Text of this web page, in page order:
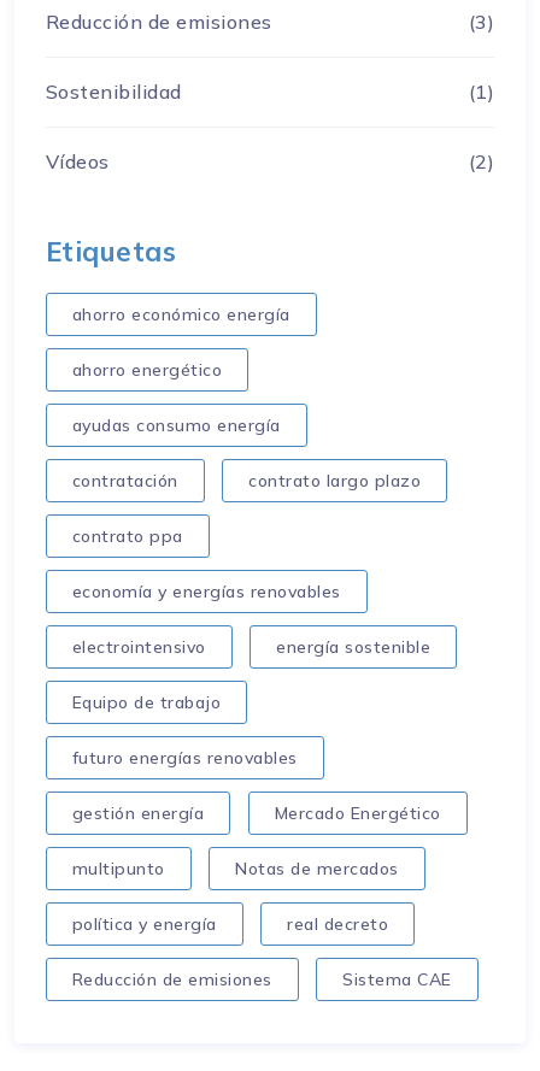
Reducción de emisiones (3)
Sostenibilidad (1)
Vídeos (2)
Etiquetas
ahorro económico energía
ahorro energético
ayudas consumo energía
contratación contrato largo plazo
contrato ppa
economía y energías renovables
electrointensivo energía sostenible
Equipo de trabajo
futuro energías renovables
gestión energía Mercado Energético
multipunto Notas de mercados
política y energía real decreto
Reducción de emisiones Sistema CAE